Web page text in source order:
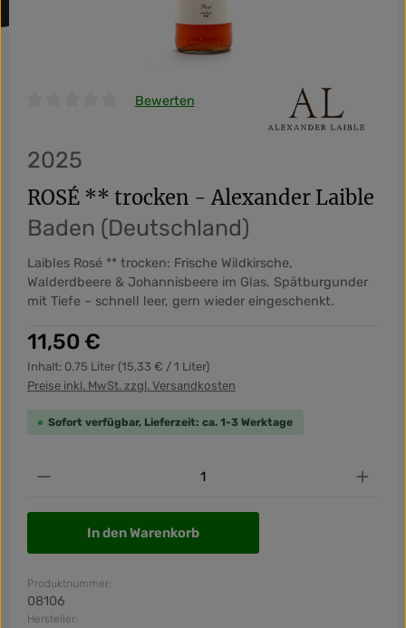
Durchschnittliche Bewertung von 0 von 5 Sternen
Bewerten
2025
ROSÉ ** trocken - Alexander Laible
Baden (Deutschland)
Laibles Rosé ** trocken: Frische Wildkirsche,
Walderdbeere & Johannisbeere im Glas. Spätburgunder
mit Tiefe – schnell leer, gern wieder eingeschenkt.
Regulärer Preis:
11,50 €
Inhalt: 0.75 Liter (15,33 € / 1 Liter)
Preise inkl. MwSt. zzgl. Versandkosten
Sofort verfügbar, Lieferzeit: ca. 1-3 Werktage
Produkt Anzahl: Gib den gewünschten Wert
In den Warenkorb
Produktnummer:
08106
Hersteller: